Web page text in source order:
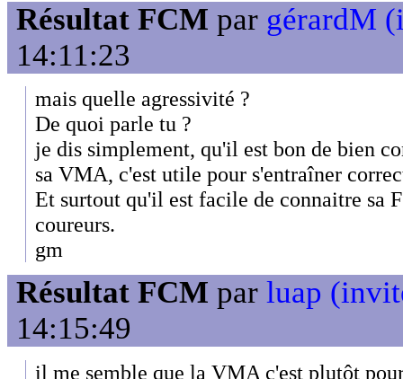
Résultat FCM par gérardM
14:11:23
mais quelle agressivité ?
De quoi parle tu ?
je dis simplement, qu'il est bon de bien
sa VMA, c'est utile pour s'entraîner
Et surtout qu'il est facile de connaitre sa
coureurs.
gm
Résultat FCM par luap
14:15:49
il me semble que la VMA c'est plutôt